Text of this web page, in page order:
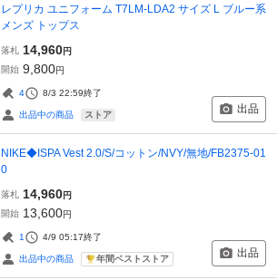
レプリカ ユニフォーム T7LM-LDA2 サイズ L ブルー系
メンズ トップス
落札 14,960円
開始 9,800円
4 8/3 22:59終了
出品中の商品 ストア 出品
NIKE◆ISPA Vest 2.0/S/コットン/NVY/無地/FB2375-01
0
落札 14,960円
開始 13,600円
1 4/9 05:17終了
出品中の商品 年間ベストストア 出品